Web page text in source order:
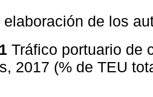
elaboración de los
Tráfico portuario de
2017 (% de TEU